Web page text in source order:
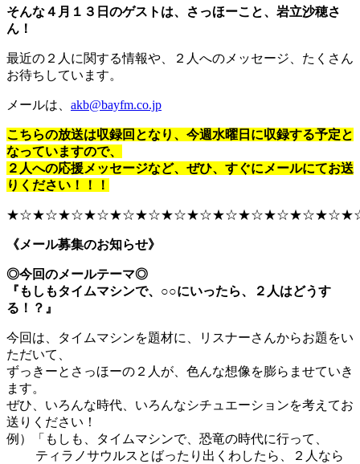
そんな４月１３日のゲストは、さっほーこと、岩立沙穂さ
ん！
最近の２人に関する情報や、２人へのメッセージ、たくさん
お待ちしています。
メールは、 akb@bayfm.co.jp
こちらの放送は収録回となり、今週水曜日に収録する予定と
なっていますので、
２人への応援メッセージなど、ぜひ、すぐにメールにてお送
りください！！！
《メール募集のお知らせ》
◎今回のメールテーマ◎
『もしもタイムマシンで、○○にいったら、２人はどうす
る！？』
今回は、タイムマシンを題材に、リスナーさんからお題をい
ただいて、
ずっきーとさっほーの２人が、色んな想像を膨らませていき
ます。
ぜひ、いろんな時代、いろんなシチュエーションを考えてお
送りください！
例）「もしも、タイムマシンで、恐竜の時代に行って、
ティラノサウルスとばったり出くわしたら、２人なら